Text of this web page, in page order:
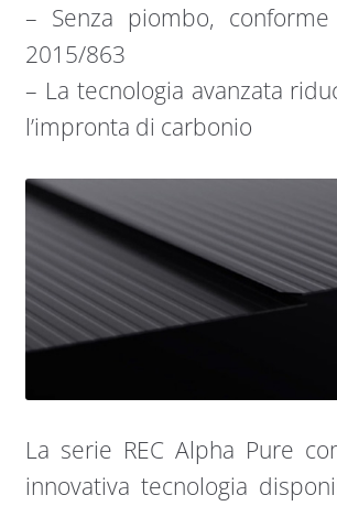
– Senza piombo,
2015/863
– La tecnologia avanzata
l’impronta di carbonio
La serie REC Alpha Pure
innovativa tecnologia